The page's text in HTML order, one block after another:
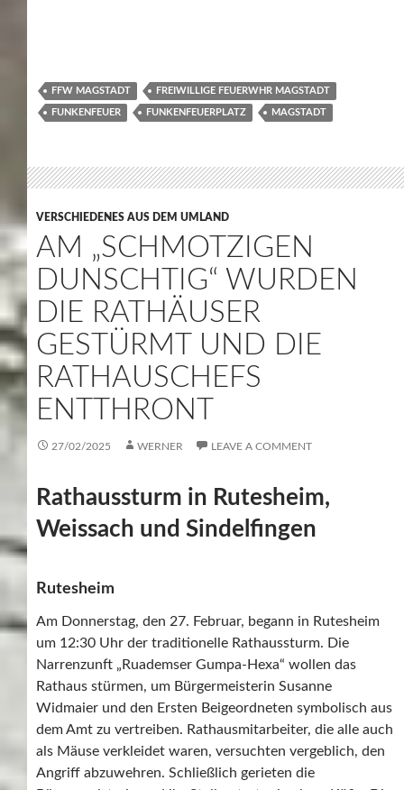
FFW MAGSTADT FREIWILLIGE FEUERWHR MAGSTADT
FUNKENFEUER FUNKENFEUERPLATZ MAGSTADT
VERSCHIEDENES AUS DEM UMLAND
AM „SCHMOTZIGEN
DUNSCHTIG“ WURDEN
DIE RATHÄUSER
GESTÜRMT UND DIE
RATHAUSCHEFS
ENTTHRONT
27/02/2025 WERNER LEAVE A COMMENT
Rathaussturm in Rutesheim,
Weissach und Sindelfingen
Rutesheim
Am Donnerstag, den 27. Februar, begann in Rutesheim
um 12:30 Uhr der traditionelle Rathaussturm. Die
Narrenzunft „Ruademser Gumpa-Hexa“ wollen das
Rathaus stürmen, um Bürgermeisterin Susanne
Widmaier und den Ersten Beigeordneten symbolisch aus
dem Amt zu vertreiben. Rathausmitarbeiter, die alle auch
als Mäuse verkleidet waren, versuchten vergeblich, den
Angriff abzuwehren. Schließlich gerieten die